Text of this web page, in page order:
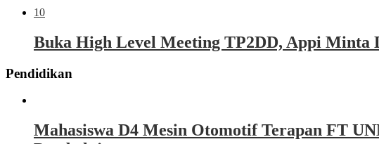
10
Buka High Level Meeting TP2DD, Appi Minta
Pendidikan
Mahasiswa D4 Mesin Otomotif Terapan FT